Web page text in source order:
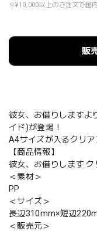
※¥10,000以上のご注文で国
販
彼女、お借りしますよ
イド)が登場！
A4サイズが入るクリア
【商品情報】
彼女、お借りします
＜素材＞
PP
＜サイズ＞
長辺310mm×短辺
＜販売元＞